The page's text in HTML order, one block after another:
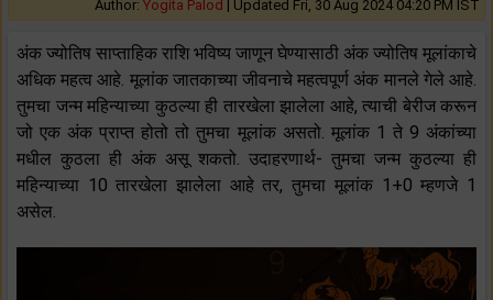
Author: Yogita Palod | Updated Fri, 30 Aug 2024 04:20 PM IST
अंक ज्योतिष साप्ताहिक राशि भविष्य जाणून घेण्यासाठी अंक ज्योतिष मूलांकाचे
अधिक महत्व आहे. मूलांक जातकाच्या जीवनाचे महत्वपूर्ण अंक मानले गेले आहे.
तुमचा जन्म महिन्याच्या कुठल्या ही तारखेला झालेला आहे, त्याची बेरीज करून
जो एक अंक प्राप्त होतो तो तुमचा मूलांक असतो. मूलांक 1 ते 9 अंकांच्या
मधील कुठला ही अंक असू शकतो. उदाहरणार्थ- तुमचा जन्म कुठल्या ही
महिन्याच्या 10 तारखेला झालेला आहे तर, तुमचा मूलांक 1+0 म्हणजे 1
असेल.